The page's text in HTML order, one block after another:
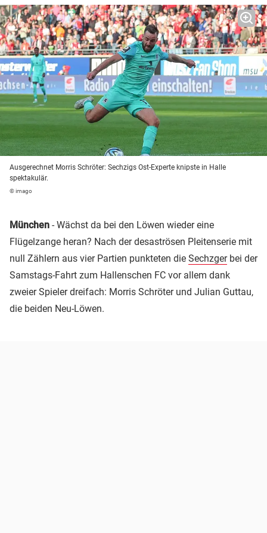
Ausgerechnet Morris Schröter: Sechzigs Ost-Experte knipste in Halle
spektakulär.
© imago
München - Wächst da bei den Löwen wieder eine
Flügelzange heran? Nach der desaströsen Pleitenserie mit
null Zählern aus vier Partien punkteten die Sechzgerbei der
Samstags-Fahrt zum Hallenschen FC vor allem dank
zweier Spieler dreifach: Morris Schröter und Julian Guttau,
die beiden Neu-Löwen.